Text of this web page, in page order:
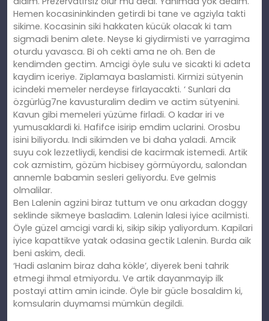
Hemen kocasininkinden getirdi bi tane ve agziyla takti
sikime. Kocasinin siki hakkaten kücük olacak ki tam
sigmadi benim alete. Neyse ki giydirmisti ve yarragima
oturdu yavasca. Bi oh cekti ama ne oh. Ben de
kendimden gectim. Amcigi öyle sulu ve sicakti ki adeta
kaydim iceriye. Ziplamaya baslamisti. Kirmizi sütyenin
icindeki memeler nerdeyse firlayacakti. ‘ Sunlari da
özgürlüg7ne kavusturalim dedim ve actim sütyenini.
Kavun gibi memeleri yüzüme firladi. O kadar iri ve
yumusaklardi ki. Hafifce isirip emdim uclarini. Orosbu
isini biliyordu. Indi sikimden ve bi daha yaladi. Amcik
suyu cok lezzetliydi, kendisi de kacirmak istemedi. Artik
cok azmistim, gözüm hicbisey görmüyordu, salondan
annemle babamin sesleri geliyordu. Eve gelmis
olmalilar.
Ben Lalenin agzini biraz tuttum ve onu arkadan doggy
seklinde sikmeye basladim. Lalenin lalesi iyice acilmisti.
Öyle güzel amcigi vardi ki, sikip sikip yaliyordum. Kapilari
iyice kapattikve yatak odasina gectik Lalenin. Burda aik
beni askim, dedi.
‘Hadi aslanim biraz daha kökle’, diyerek beni tahrik
etmegi ihmal etmiyordu. Ve artik dayanmayip ilk
postayi attim amin icinde. Öyle bir gücle bosaldim ki,
komsularin duymamsi mümkün degildi.